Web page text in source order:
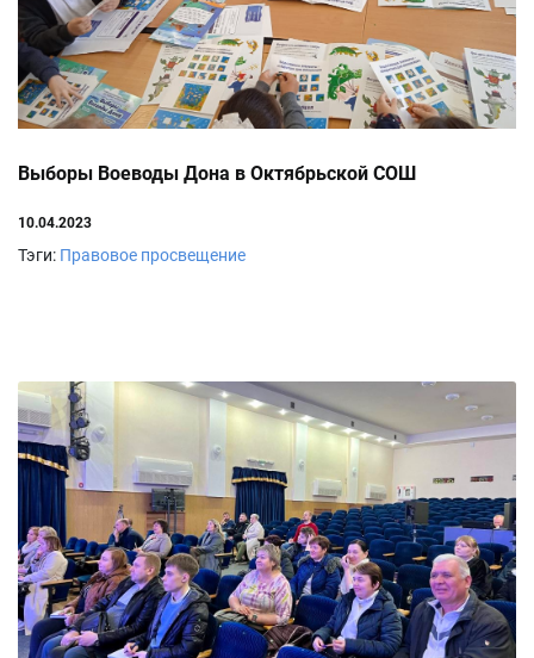
Выборы Воеводы Дона в Октябрьской СОШ
10.04.2023
Тэги: Правовое просвещение